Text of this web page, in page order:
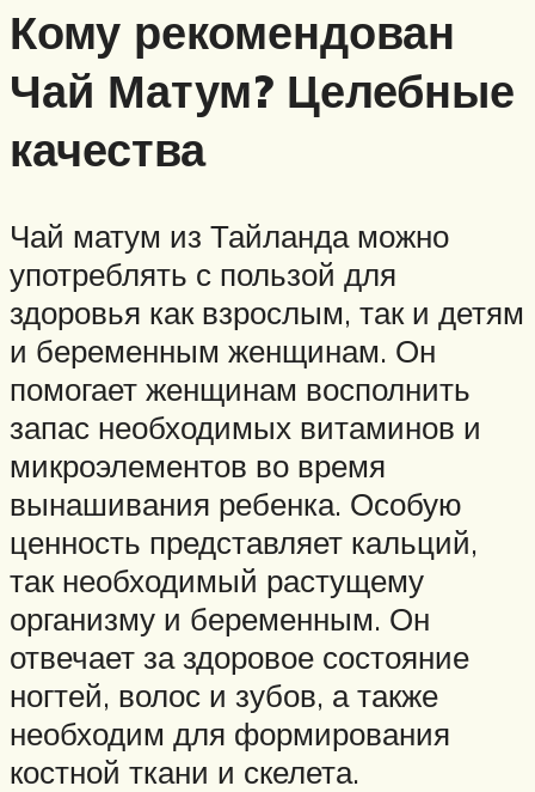
Кому рекомендован
Чай Матум? Целебные
качества
Чай матум из Тайланда можно
употреблять с пользой для
здоровья как взрослым, так и детям
и беременным женщинам. Он
помогает женщинам восполнить
запас необходимых витаминов и
микроэлементов во время
вынашивания ребенка. Особую
ценность представляет кальций,
так необходимый растущему
организму и беременным. Он
отвечает за здоровое состояние
ногтей, волос и зубов, а также
необходим для формирования
костной ткани и скелета.